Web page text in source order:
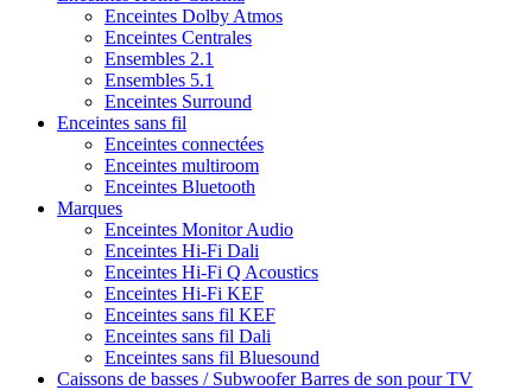
Enceintes Dolby Atmos
Enceintes Centrales
Ensembles 2.1
Ensembles 5.1
Enceintes Surround
Enceintes sans fil
Enceintes connectées
Enceintes multiroom
Enceintes Bluetooth
Marques
Enceintes Monitor Audio
Enceintes Hi-Fi Dali
Enceintes Hi-Fi Q Acoustics
Enceintes Hi-Fi KEF
Enceintes sans fil KEF
Enceintes sans fil Dali
Enceintes sans fil Bluesound
Caissons de basses / SubwooferBarres de son pour TV